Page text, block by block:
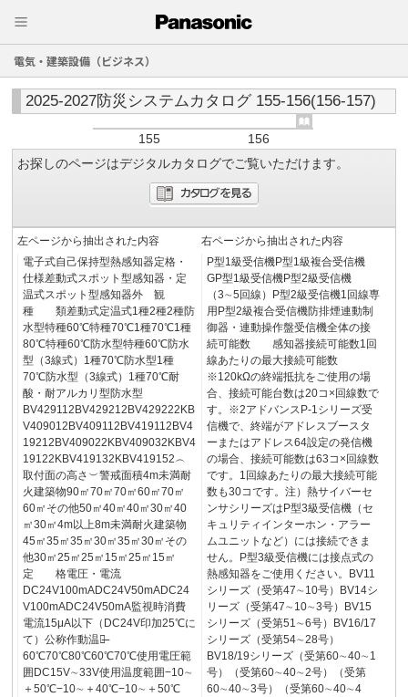
電気・建築設備（ビジネス）
2025-2027防災システムカタログ 155-156(156-157)
155
156
お探しのページはデジタルカタログでご覧いただけます。
左ページから抽出された内容
電子式自己保持型熱感知器定格・
仕様差動式スポット型感知器・定
温式スポット型感知器外 観
種 類差動式定温式1種2種2種防
水型特種60℃特種70℃1種70℃1種
80℃特種60℃防水型特種60℃防水
型（3線式）1種70℃防水型1種
70℃防水型（3線式）1種70℃耐
酸・耐アルカリ型防水型
BV429112BV429212BV429222KB
V409012BV409112BV419112BV4
19212BV409022KBV409032KBV4
19122KBV419132KBV419152︵
取付面の高さ︶警戒面積4m未満耐
火建築物90㎡70㎡70㎡60㎡70㎡
60㎡その他50㎡40㎡40㎡30㎡40
㎡30㎡4m以上8m未満耐火建築物
45㎡35㎡35㎡30㎡35㎡30㎡その
他30㎡25㎡25㎡15㎡25㎡15㎡
定 格電圧・電流
DC24V100mADC24V50mADC24
V100mADC24V50mA監視時消費
電流15μA以下（DC24V印加25℃に
て）公称作動温度̶
60℃70℃80℃60℃70℃使用電圧範
囲DC15V∼33V使用温度範囲−10∼
＋50℃−10∼＋40℃−10∼＋50℃
右ページから抽出された内容
P型1級受信機P型1級複合受信機
GP型1級受信機P型2級受信機
（3∼5回線）P型2級受信機1回線専
用P型2級複合受信機防排煙連動制
御器・連動操作盤受信機全体の接
続可能数 感知器接続可能数1回
線あたりの最大接続可能数
※120kΩの終端抵抗をご使用の場
合、接続可能台数は20コ×回線数で
す。※2アドバンスP-1シリーズ受
信機で、終端がアドレスブースタ
ーまたはアドレス64設定の発信機
の場合、接続可能数は63コ×回線数
です。1回線あたりの最大接続可能
数も30コです。注）熱サイバーセ
ンサシリーズはP型3級受信機（セ
キュリティインターホン・アラー
ムユニットなど）には接続できま
せん。P型3級受信機には接点式の
熱感知器をご使用ください。BV11
シリーズ（受第47∼10号）BV14シ
リーズ（受第47∼10∼3号）BV15
シリーズ（受第51∼6号）BV16/17
シリーズ（受第54∼28号）
BV18/19シリーズ（受第60∼40∼1
号）（受第60∼40∼2号）（受第
60∼40∼3号）（受第60∼40∼4